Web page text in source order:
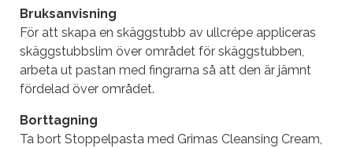
Bruksanvisning
För att skapa en skäggstubb av ullcrépe appliceras
skäggstubbslim över området för skäggstubben,
arbeta ut pastan med fingrarna så att den är jämnt
fördelad över området.
Borttagning
Ta bort Stoppelpasta med Grimas Cleansing Cream,